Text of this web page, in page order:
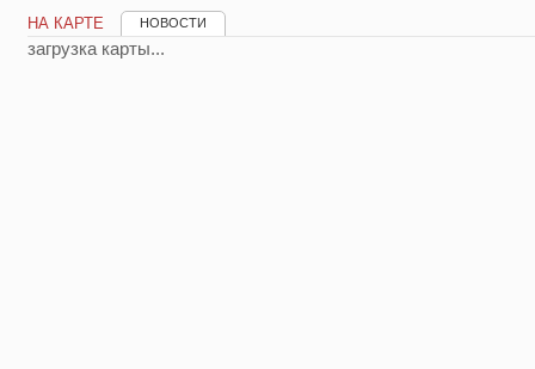
НА КАРТЕ НОВОСТИ
загрузка карты...